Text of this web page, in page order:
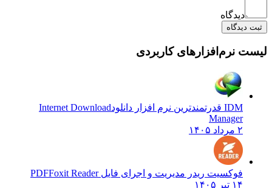
دیدگاه
دیدگاه
نرم‌افزارهای کاربردی
IDM قدرتمندترین نرم افزار دانلود
Internet Download
Manager
فوکسیت ریدر مدیریت و اجرای فایل PDFFoxit Reader